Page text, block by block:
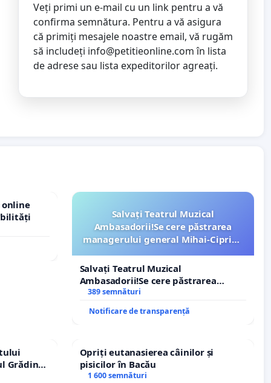
Veți primi un e-mail cu un link pentru a vă
confirma semnătura. Pentru a vă asigura
că primiți mesajele noastre email, vă rugăm
să includeți info@petitieonline.comîn lista
de adrese sau lista expeditorilor agreați.
Salvați Teatrul Muzical
Ambasadorii!Se cere păstrarea
managerului general Mihai-Ciprian
Salvați Teatrul Muzical
Ambasadorii!Se cere păstrarea
managerului general Mihai-Ciprian
389 semnături
Notificare de transparență
Grădina
Opriți eutanasierea câinilor și
pisicilor în Bacău
1 600 semnături